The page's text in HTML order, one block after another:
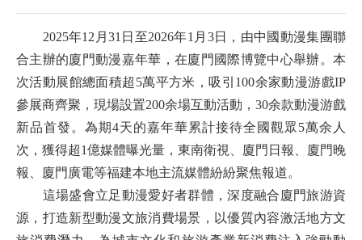
2025年12月31日至2026年1月3日，由中國動漫集團聯
合主辦的廈門動漫嘉年華，在廈門國際博覽中心舉辦。本
次活動展館總面積超5萬平方米，吸引100余家動漫游戲IP
參展商齊聚，現場設置200余場互動活動，30余款動漫游戲
新品首發。為期4天的嘉年華累計接待全國觀眾5萬余人
次，獲得超1億媒體曝光量，東南衛視、廈門日報、廈門晚
報、廈門廣電等福建本地主流媒體紛紛聚焦報道。
這場盛會立足動漫愛好者群體，深度融合廈門旅游資
源，打造新型動漫文旅消費場景，以優質內容激活地方文